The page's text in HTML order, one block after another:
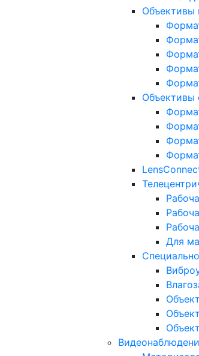
Объективы
Объективы
Для